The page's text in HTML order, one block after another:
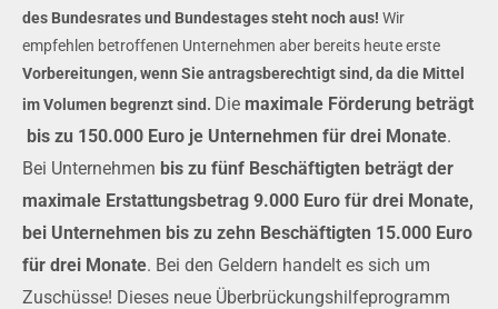
des Bundesrates und Bundestages steht noch aus! Wir
empfehlen betroffenen Unternehmen aber bereits heute erste
Vorbereitungen, wenn Sie antragsberechtigt sind, da die Mittel
im Volumen begrenzt sind. Die maximale Förderung beträgt
bis zu 150.000 Euro je Unternehmen für drei Monate.
Bei Unternehmen bis zu fünf Beschäftigten beträgt der
maximale Erstattungsbetrag 9.000 Euro für drei Monate,
bei Unternehmen bis zu zehn Beschäftigten 15.000 Euro
für drei Monate. Bei den Geldern handelt es sich um
Zuschüsse! Dieses neue Überbrückungshilfeprogramm